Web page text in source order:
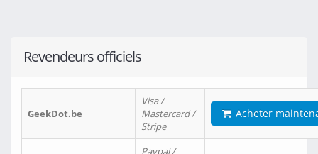
Revendeurs officiels
GeekDot.be
Visa /
Mastercard /
Stripe
Acheter
Paypal /